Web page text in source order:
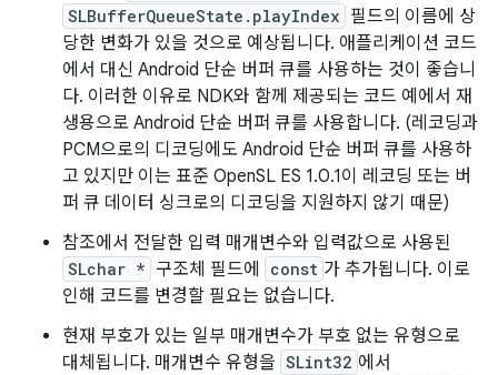
SLBufferQueueState.playIndex 필드의 이름에 상
당한 변화가 있을 것으로 예상됩니다. 애플리케이션 코드
에서 대신 Android 단순 버퍼 큐를 사용하는 것이 좋습니
다. 이러한 이유로 NDK와 함께 제공되는 코드 예에서 재
생용으로 Android 단순 버퍼 큐를 사용합니다. (레코딩과
PCM으로의 디코딩에도 Android 단순 버퍼 큐를 사용하
고 있지만 이는 표준 OpenSL ES 1.0.1이 레코딩 또는 버
퍼 큐 데이터 싱크로의 디코딩을 지원하지 않기 때문)
참조에서 전달한 입력 매개변수와 입력값으로 사용된
SLchar * 구조체 필드에 const 가 추가됩니다. 이로
인해 코드를 변경할 필요는 없습니다.
현재 부호가 있는 일부 매개변수가 부호 없는 유형으로
대체됩니다. 매개변수 유형을 SLint32 에서